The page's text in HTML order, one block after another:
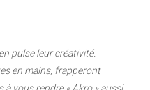
pulse leur créativité.
en mains, frapperont